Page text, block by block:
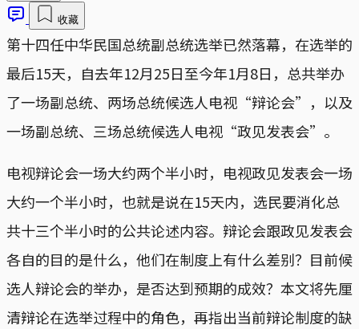
收藏
第十四任中华民国总统副总统选举已然落幕，在选举的
最后15天，自去年12月25日至今年1月8日，总共举办
了一场副总统、两场总统候选人电视“辩论会”，以及
一场副总统、三场总统候选人电视“政见发表会”。
电视辩论会一场大约两个半小时，电视政见发表会一场
大约一个半小时，也就是说在15天内，选民要消化总
共十三个半小时的公共论述内容。辩论会跟政见发表会
各自的目的是什么，他们在制度上有什么差别？目前候
选人辩论会的举办，是否达到预期的成效？本文将先厘
清辩论在选举过程中的角色，再指出当前辩论制度的缺